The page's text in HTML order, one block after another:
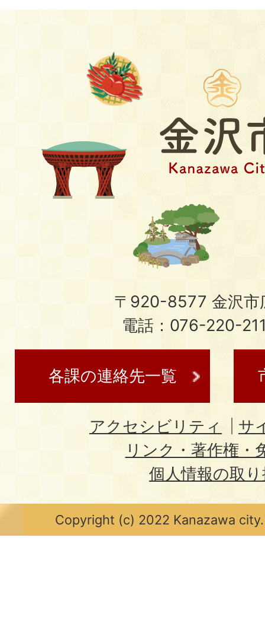
〒920-8577 金沢市
電話：076-220-
各課の連絡先一覧
アクセシビリティ
サ
リンク・著作権・
個人情報の取
Copyright (c) 2022 Kanazawa